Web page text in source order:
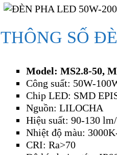
THÔNG SỐ
Model: MS2.8-50,
Công suất: 50W-
Chip LED: SMD
Nguồn: LILOCHA
Hiệu suất: 90-130
Nhiệt độ màu:
CRI: Ra>70